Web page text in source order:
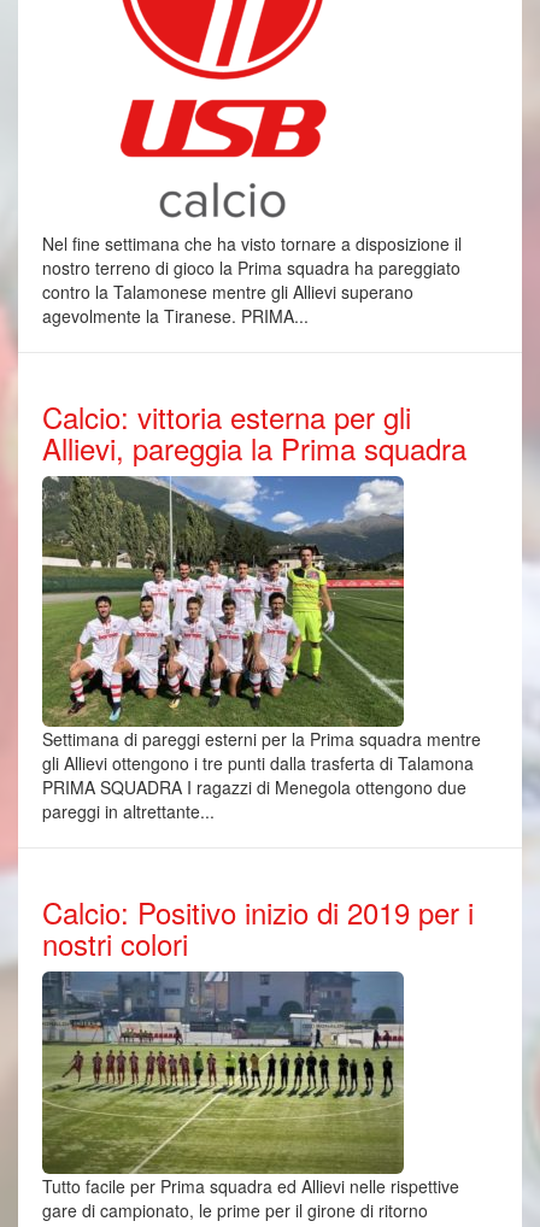
Nel fine settimana che ha visto tornare a disposizione il
nostro terreno di gioco la Prima squadra ha pareggiato
contro la Talamonese mentre gli Allievi superano
agevolmente la Tiranese. PRIMA...
Calcio: vittoria esterna per gli
Allievi, pareggia la Prima squadra
Settimana di pareggi esterni per la Prima squadra mentre
gli Allievi ottengono i tre punti dalla trasferta di Talamona
PRIMA SQUADRA I ragazzi di Menegola ottengono due
pareggi in altrettante...
Calcio: Positivo inizio di 2019 per i
nostri colori
Tutto facile per Prima squadra ed Allievi nelle rispettive
gare di campionato, le prime per il girone di ritorno